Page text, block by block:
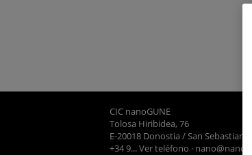
CIC nanoGUNE
Tolosa Hiribidea, 76
E-20018 Donostia / San Sebastian
+34 9... Ver teléfono ·